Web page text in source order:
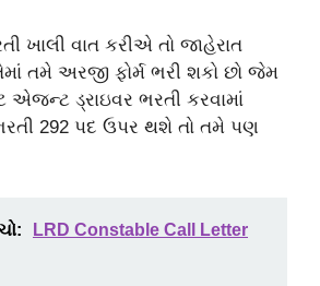
ખાલી વાત કરીએ તો જાહેરાત
તમે અરજી ફોર્મ ભરી શકો છો જેમ
ડ્રાઇવર ભરતી કરવામાં
292 પદ ઉપર થશે તો તમે પણ
LRD Constable Call Letter